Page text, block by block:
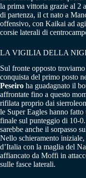
la prima vittoria grazie al 2
di partenza, il ct nato a
offensivo, con Kaikai ad
corsie laterali di
LA VIGILIA DELLA
Sul fronte opposto troviamo
conquista del primo posto
Peseiro ha guadagnato il
affrontate fino a questo
rifilata proprio dai
le Super Eagles hanno
finale sul punteggio di 10-
sarebbe anche il sorpasso
Nello schieramento
d’Italia con la maglia del
affiancato da Moffi in
sulle fasce laterali.